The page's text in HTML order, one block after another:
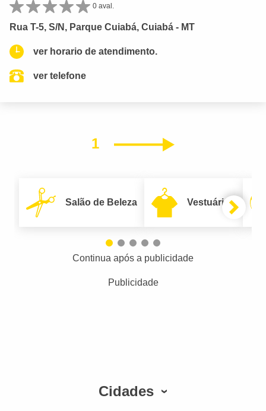
0 aval.
Rua T-5, S/N, Parque Cuiabá, Cuiabá - MT
ver horario de atendimento.
ver telefone
1 Próximo
Salão de Beleza Vestuário
Continua após a publicidade
Publicidade
Cidades